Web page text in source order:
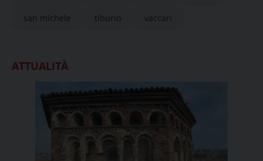
san michele tiburio vaccari
ATTUALITÀ